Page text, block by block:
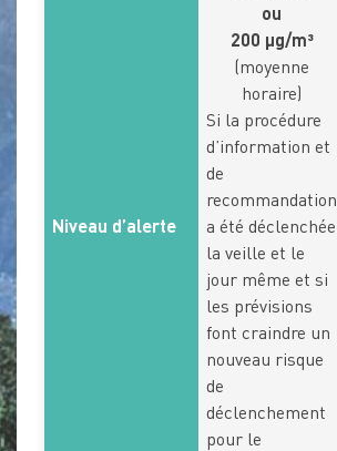
Niveau d’alerte
ou
200 µg/m³
(moyenne
horaire)
Si la procédure
d’information et
de
recommandation
a été déclenchée
la veille et le
jour même et si
les prévisions
font craindre un
nouveau risque
de
déclenchement
pour le